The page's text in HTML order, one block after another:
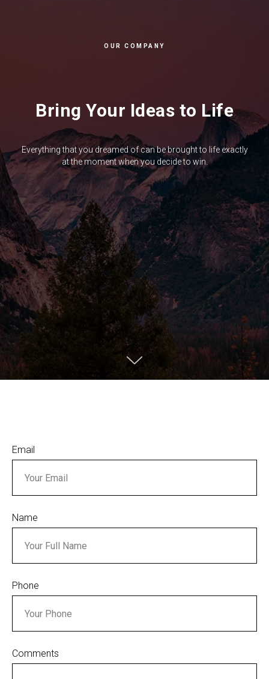
OUR COMPANY
Bring Your Ideas to Life
Everything that you dreamed of can be brought to life exactly
at the moment when you decide to win.
Email
Name
Phone
Comments